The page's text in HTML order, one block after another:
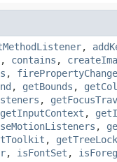
,
, contains ,
, firePropertyChange
, getBounds ,
,
getInputContext ,
,
, getTreeLock
, isFontSet ,